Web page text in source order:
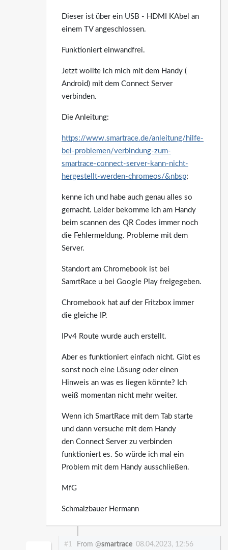
Dieser ist über ein USB - HDMI KAbel an
einem TV angeschlossen.
Funktioniert einwandfrei.
Jetzt wollte ich mich mit dem Handy (
Android) mit dem Connect Server
verbinden.
Die Anleitung:
https://www.smartrace.de/anleitung/hilfe-
bei-problemen/verbindung-zum-
smartrace-connect-server-kann-nicht-
hergestellt-werden-chromeos/&nbsp;
kenne ich und habe auch genau alles so
gemacht. Leider bekomme ich am Handy
beim scannen des QR Codes immer noch
die Fehlermeldung. Probleme mit dem
Server.
Standort am Chromebook ist bei
SamrtRace u bei Google Play freigegeben.
Chromebook hat auf der Fritzbox immer
die gleiche IP.
IPv4 Route wurde auch erstellt.
Aber es funktioniert einfach nicht. Gibt es
sonst noch eine Lösung oder einen
Hinweis an was es liegen könnte? Ich
weiß momentan nicht mehr weiter.
Wenn ich SmartRace mit dem Tab starte
und dann versuche mit dem Handy
den Connect Server zu verbinden
funktioniert es. So würde ich mal ein
Problem mit dem Handy ausschließen.
MfG
Schmalzbauer Hermann
#1 From @smartrace 08.04.2023, 12:56